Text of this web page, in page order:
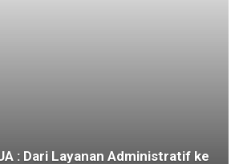
: Dari Layanan Administratif ke